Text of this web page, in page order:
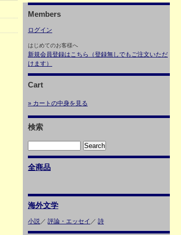
Members
ログイン
はじめてのお客様へ
新規会員登録はこちら（登録無しでもご注文いただ
けます）
Cart
» カートの中身を見る
検索
全商品
海外文学
小説／ 評論・エッセイ ／ 詩